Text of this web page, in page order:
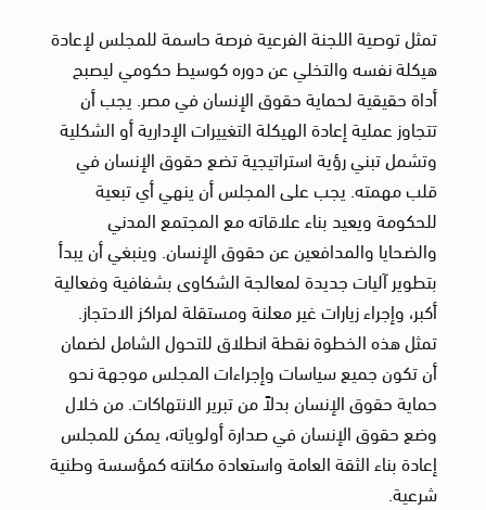
تمثل توصية اللجنة الفرعية فرصة حاسمة للمجلس لإعادة
هيكلة نفسه والتخلي عن دوره كوسيط حكومي ليصبح
أداة حقيقية لحماية حقوق الإنسان في مصر. يجب أن
تتجاوز عملية إعادة الهيكلة التغييرات الإدارية أو الشكلية
وتشمل تبني رؤية استراتيجية تضع حقوق الإنسان في
قلب مهمته. يجب على المجلس أن ينهي أي تبعية
للحكومة ويعيد بناء علاقاته مع المجتمع المدني
والضحايا والمدافعين عن حقوق الإنسان. وينبغي أن يبدأ
بتطوير آليات جديدة لمعالجة الشكاوى بشفافية وفعالية
أكبر، وإجراء زيارات غير معلنة ومستقلة لمراكز الاحتجاز.
تمثل هذه الخطوة نقطة انطلاق للتحول الشامل لضمان
أن تكون جميع سياسات وإجراءات المجلس موجهة نحو
حماية حقوق الإنسان بدلاً من تبرير الانتهاكات. من خلال
وضع حقوق الإنسان في صدارة أولوياته، يمكن للمجلس
إعادة بناء الثقة العامة واستعادة مكانته كمؤسسة وطنية
شرعية.